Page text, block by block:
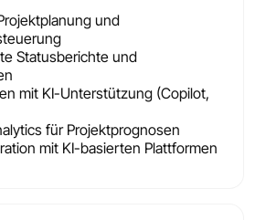
und
Statusberichte und
mit KI-Unterstützung (Copilot,
für Projektprognosen
mit KI-basierten Plattformen